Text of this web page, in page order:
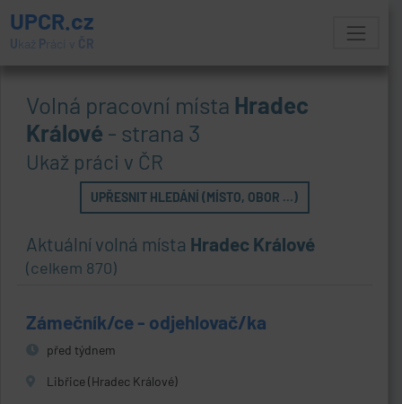
UPCR.cz
U kaž Práci v ČR
Volná pracovní místa Hradec
Králové - strana 3
Ukaž práci v ČR
UPŘESNIT HLEDÁNÍ (MÍSTO, OBOR ...)
Aktuální volná místa Hradec Králové
(celkem 870)
Zámečník/ce - odjehlovač/ka
před týdnem
Libřice (Hradec Králové)